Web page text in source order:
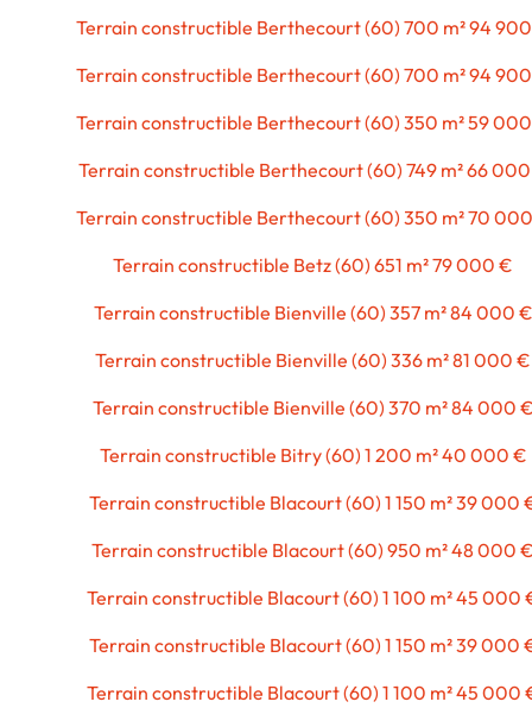
Terrain constructible Berthecourt (60) 700 m² 94
Terrain constructible Berthecourt (60) 700 m² 94
Terrain constructible Berthecourt (60) 350 m² 59
Terrain constructible Berthecourt (60) 749 m² 66
Terrain constructible Berthecourt (60) 350 m² 70
Terrain constructible Betz (60) 651 m² 79 000 €
Terrain constructible Bienville (60) 357 m² 84 000 €
Terrain constructible Bienville (60) 336 m² 81 000 €
Terrain constructible Bienville (60) 370 m² 84 000
Terrain constructible Bitry (60) 1 200 m² 40 000 €
Terrain constructible Blacourt (60) 1 150 m² 39 000
Terrain constructible Blacourt (60) 950 m² 48 000
Terrain constructible Blacourt (60) 1 100 m² 45 000
Terrain constructible Blacourt (60) 1 150 m² 39 000
Terrain constructible Blacourt (60) 1 100 m² 45 000